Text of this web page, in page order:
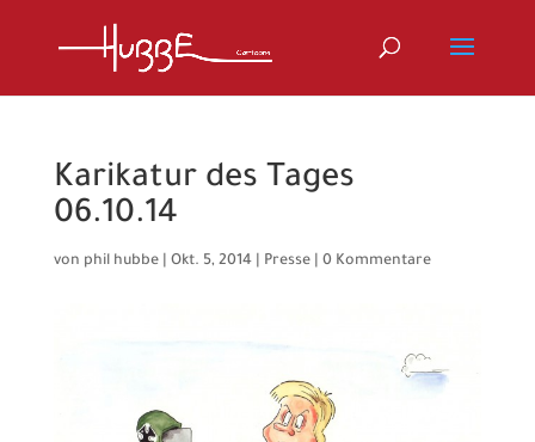
Karikatur des Tages
06.10.14
von phil hubbe| Okt. 5, 2014| Presse| 0 Kommentare